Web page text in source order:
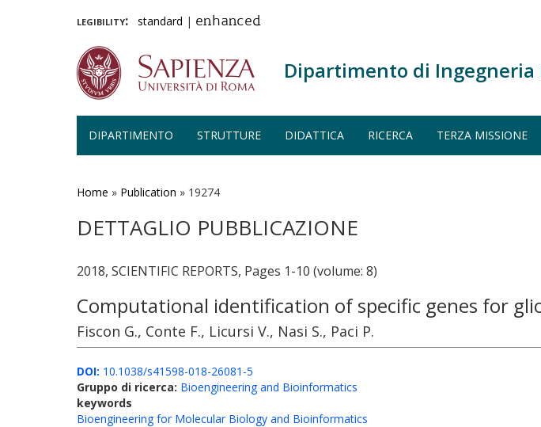
legibility: standard | enhanced
Dipartimento di
DIPARTIMENTO STRUTTURE DIDATTICA RICERCA TERZA MISSIONE
Home » Publication » 19274
DETTAGLIO PUBBLICAZIONE
2018, SCIENTIFIC REPORTS, Pages 1-10 (volume: 8)
Computational identification of specific genes for
Fiscon G., Conte F., Licursi V., Nasi S., Paci P.
DOI: 10.1038/s41598-018-26081-5
Gruppo di ricerca: Bioengineering and Bioinformatics
keywords
Bioengineering for Molecular Biology and Bioinformatics